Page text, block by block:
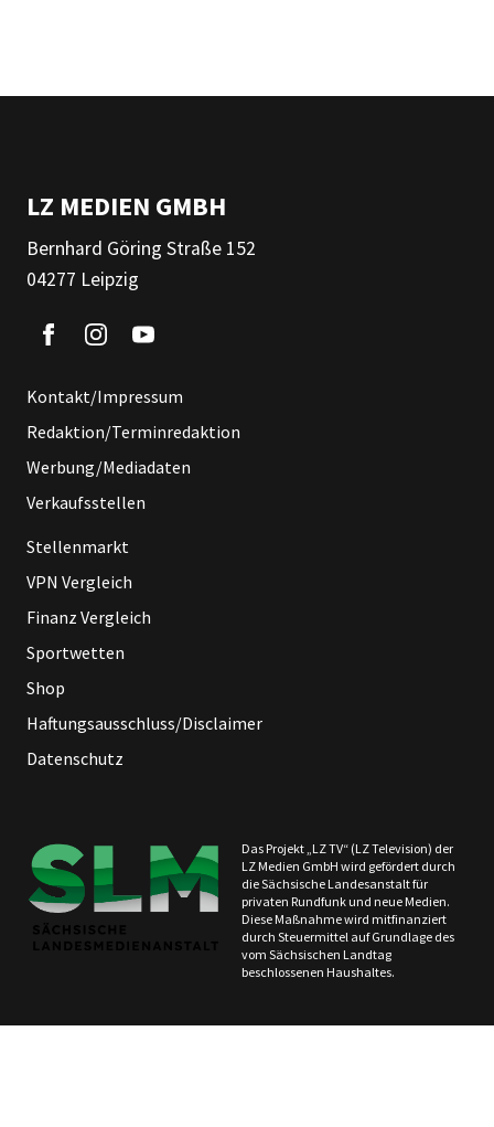
LZ MEDIEN GMBH
Bernhard Göring Straße 152
04277 Leipzig
Kontakt/Impressum
Redaktion/Terminredaktion
Werbung/Mediadaten
Verkaufsstellen
Stellenmarkt
VPN Vergleich
Finanz Vergleich
Sportwetten
Shop
Haftungsausschluss/Disclaimer
Datenschutz
Das Projekt „LZ TV“ (LZ Television) der
LZ Medien GmbH wird gefördert durch
die Sächsische Landesanstalt für
privaten Rundfunk und neue Medien.
Diese Maßnahme wird mitfinanziert
durch Steuermittel auf Grundlage des
vom Sächsischen Landtag
beschlossenen Haushaltes.